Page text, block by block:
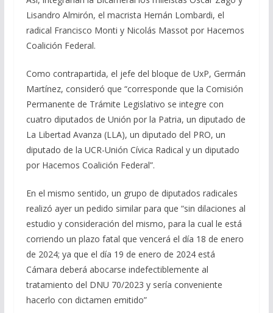
Lisandro Almirón, el macrista Hernán Lombardi, el
radical Francisco Monti y Nicolás Massot por Hacemos
Coalición Federal.
Como contrapartida, el jefe del bloque de UxP, Germán
Martínez, consideró que “corresponde que la Comisión
Permanente de Trámite Legislativo se integre con
cuatro diputados de Unión por la Patria, un diputado de
La Libertad Avanza (LLA), un diputado del PRO, un
diputado de la UCR-Unión Cívica Radical y un diputado
por Hacemos Coalición Federal”.
En el mismo sentido, un grupo de diputados radicales
realizó ayer un pedido similar para que “sin dilaciones al
estudio y consideración del mismo, para la cual le está
corriendo un plazo fatal que vencerá el día 18 de enero
de 2024; ya que el día 19 de enero de 2024 está
Cámara deberá abocarse indefectiblemente al
tratamiento del DNU 70/2023 y sería conveniente
hacerlo con dictamen emitido”